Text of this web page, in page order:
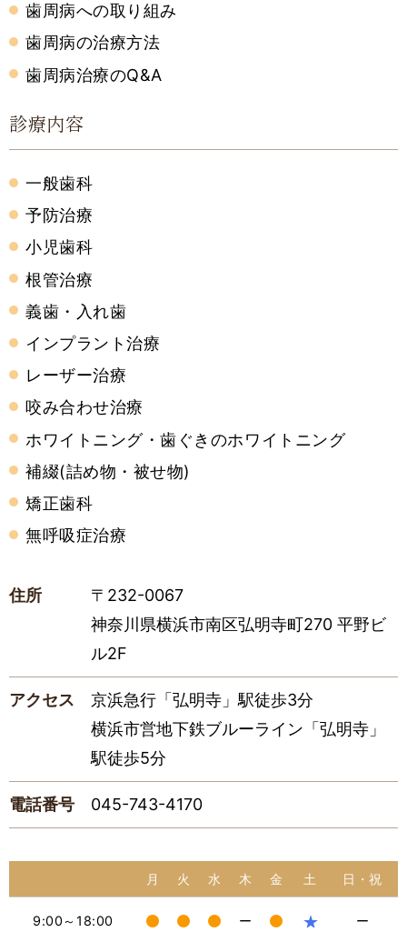
歯周病への取り組み
歯周病の治療方法
歯周病治療のQ&A
診療内容
一般歯科
予防治療
小児歯科
根管治療
義歯・入れ歯
インプラント治療
レーザー治療
咬み合わせ治療
ホワイトニング・歯ぐきのホワイトニング
補綴(詰め物・被せ物)
矯正歯科
無呼吸症治療
住所
〒232-0067
神奈川県横浜市南区弘明寺町270 平野ビ
ル2F
アクセス
京浜急行「弘明寺」駅徒歩3分
横浜市営地下鉄ブルーライン「弘明寺」
駅徒歩5分
電話番号 045-743-4170
月 火 水 木 金 土 日・祝
9:00～18:00 ー ★ ー